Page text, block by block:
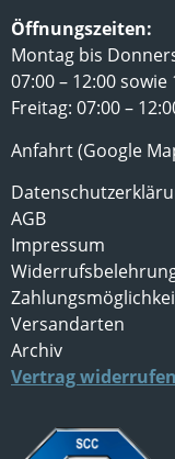
Öffnungszeiten:
Montag bis
07:00 – 12:00 sowie
Freitag: 07:00 –
Anfahrt (Google
AGB
Impressum
Versandarten
Archiv
Vertrag widerrufen